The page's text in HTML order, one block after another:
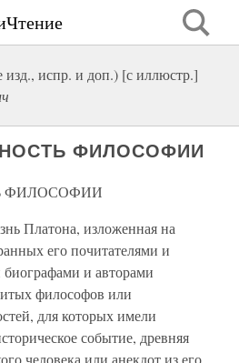
изд., испр. и доп.) [с иллюстр.]
ФИЛОСОФИИ
ФИЛОСОФИИ
Платона, изложенная на
его почитателями и
и авторами
философов или
для которых имели
событие, древняя
человека или анекдот из его